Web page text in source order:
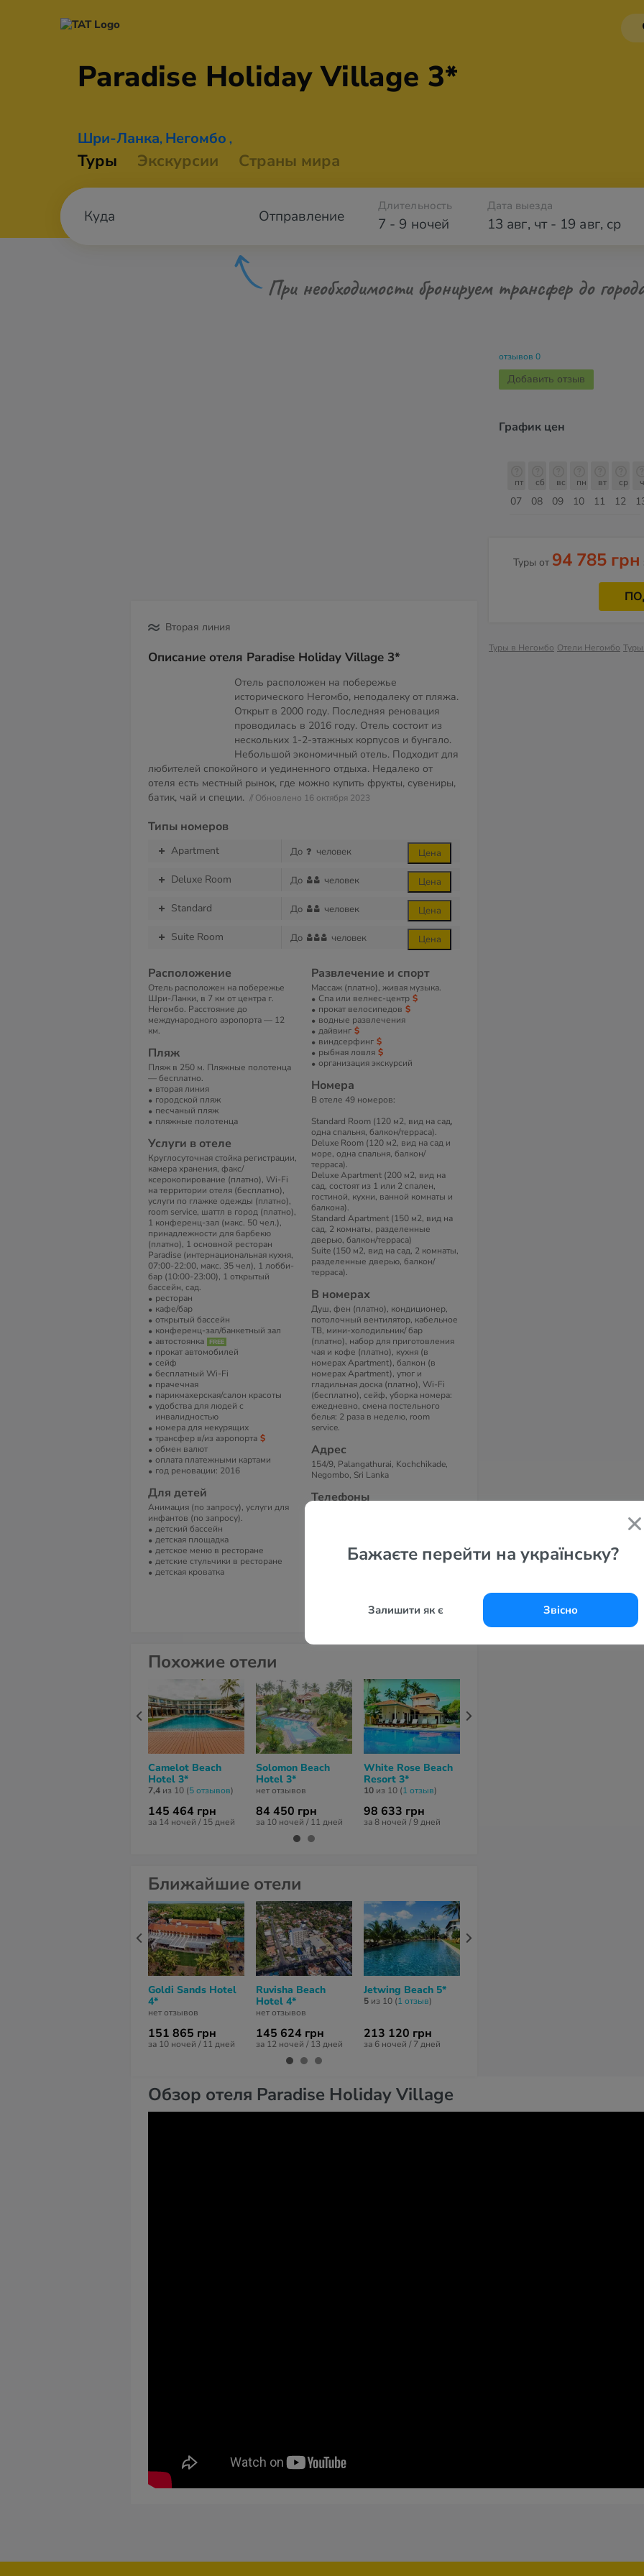
Бажаєте перейти на українську?
Залишити як є Звісно
Paradise HolidayVillage 3*
Шри-Ланка, Негомбо ,
Туры Экскурсии Страны мира
Отправление 7 - 9 ночей
Длительность Дата выезда
13 авг, чт- 19 авг, ср
При необходимости бронируем трансфер до
Обзор отеля Paradise Holiday Village
Вторая линия
Описание отеля Paradise Holiday Village 3*
Отель расположен на побережье
исторического Негомбо, неподалеку от пляжа.
Открыт в 2000 году. Последняя реновация
проводилась в 2016 году. Отель состоит из
нескольких 1-2-этажных корпусов и бунгало.
Небольшой экономичный отель. Подходит для
любителей спокойного и уединенного отдыха. Недалеко от
отеля есть местный рынок, где можно купить фрукты, сувениры,
батик, чай и специи. // Обновлено 16 октября 2023
Типы номеров
Apartment До человек Цена
Deluxe Room До человек Цена
Standard До человек Цена
Suite Room До человек Цена
Расположение
Отель расположен на побережье
Шри-Ланки, в 7 км от центра г.
Негомбо. Расстояние до
международного аэропорта — 12
км.
Пляж
Пляж в 250 м. Пляжные полотенца
— бесплатно.
вторая линия
городской пляж
песчаный пляж
пляжные полотенца
Услуги в отеле
Круглосуточная стойка регистрации,
камера хранения, факс/
ксерокопирование (платно), Wi-Fi
на территории отеля (бесплатно),
услуги по глажке одежды (платно),
room service, шаттл в город (платно),
1 конференц-зал (макс. 50 чел.),
принадлежности для барбекю
(платно), 1 основной ресторан
Paradise (интернациональная кухня,
07:00-22:00, макс. 35 чел), 1 лобби-
бар (10:00-23:00), 1 открытый
бассейн, сад.
ресторан
кафе/бар
открытый бассейн
конференц-зал/банкетный зал
автостоянка
прокат автомобилей
сейф
бесплатный Wi-Fi
прачечная
парикмахерская/салон красоты
удобства для людей с
инвалидностью
номера для некурящих
трансфер в/из аэропорта
обмен валют
оплата платежными картами
год реновации: 2016
Для детей
Анимация (по запросу), услуги для
инфантов (по запросу).
детский бассейн
детская площадка
детское меню в ресторане
детские стульчики в ресторане
детская кроватка
Развлечение и спорт
Массаж (платно), живая музыка.
Спа или велнес-центр
прокат велосипедов
водные развлечения
дайвинг
виндсерфинг
рыбная ловля
организация экскурсий
Номера
В отеле 49 номеров:
Standard Room (120 м2, вид на сад,
одна спальня, балкон/терраса).
Deluxe Room (120 м2, вид на сад и
море, одна спальня, балкон/
терраса).
Deluxe Apartment (200 м2, вид на
сад, состоят из 1 или 2 спален,
гостиной, кухни, ванной комнаты и
балкона).
Standard Apartment (150 м2, вид на
сад, 2 комнаты, разделенные
дверью, балкон/терраса)
Suite (150 м2, вид на сад, 2 комнаты,
разделенные дверью, балкон/
терраса).
В номерах
Душ, фен (платно), кондиционер,
потолочный вентилятор, кабельное
ТВ, мини-холодильник/ бар
(платно), набор для приготовления
чая и кофе (платно), кухня (в
номерах Apartment), балкон (в
номерах Apartment), утюг и
гладильная доска (платно), Wi-Fi
(бесплатно), сейф, уборка номера:
ежедневно, смена постельного
белья: 2 раза в неделю, room
service.
Адрес
154/9, Palangathurai, Kochchikade,
Negombo, Sri Lanka
Телефоны
Paradise Holiday Village 3*
отзывов 0
Добавить отзыв
График цен
07
пт
08
сб
09
вс
10
пн
11
вт
12
ср
Туры от 94 785 грн
Туры в Негомбо Отели Негомбо
Похожие отели
Camelot Beach
Hotel 3*
7,4 из 10 (5 отзывов)
145 464 грн
за 14 ночей / 15 дней
Solomon Beach
Hotel 3*
нет отзывов
84 450 грн
за 10 ночей / 11 дней
White Rose Beach
Resort 3*
10 из 10 (1 отзыв)
98 633 грн
за 8 ночей / 9 дней
Ближайшие отели
Goldi Sands Hotel
4*
нет отзывов
151 865 грн
за 10 ночей / 11 дней
Ruvisha Beach
Hotel 4*
нет отзывов
145 624 грн
за 12 ночей / 13 дней
Jetwing Beach 5*
5 из 10 (1 отзыв)
213 120 грн
за 6 ночей / 7 дней